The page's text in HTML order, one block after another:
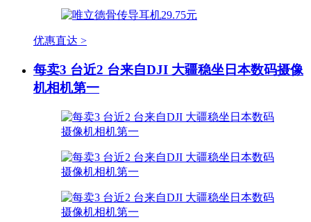
优惠直达 >
每卖3 台近2 台来自DJI 大疆稳坐日本数码摄像
机相机第一